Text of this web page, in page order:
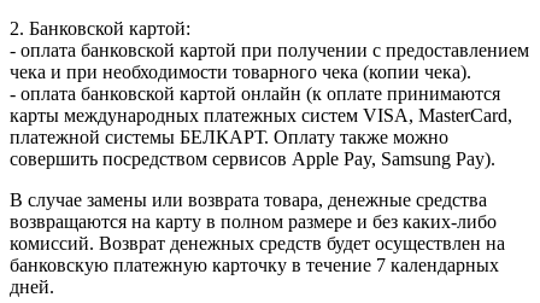
2. Банковской картой:
- оплата банковской картой при получении с предоставлением
чека и при необходимости товарного чека (копии чека).
- оплата банковской картой онлайн (к оплате принимаются
карты международных платежных систем VISA, MasterCard,
платежной системы БЕЛКАРТ. Оплату также можно
совершить посредством сервисов Apple Pay, Samsung Pay).
В случае замены или возврата товара, денежные средства
возвращаются на карту в полном размере и без каких-либо
комиссий. Возврат денежных средств будет осуществлен на
банковскую платежную карточку в течение 7 календарных
дней.